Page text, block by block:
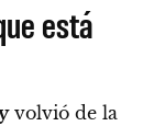
está
volvió de la